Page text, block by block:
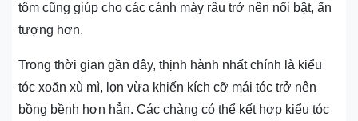
tôm cũng giúp cho các cánh mày râu trở nên nổi bật, ấn
tượng hơn.
Trong thời gian gần đây, thịnh hành nhất chính là kiểu
tóc xoăn xù mì, lọn vừa khiến kích cỡ mái tóc trở nên
bồng bềnh hơn hẳn. Các chàng có thể kết hợp kiểu tóc